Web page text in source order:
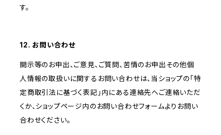
す。
12. お問い合わせ
開示等のお申出、ご意見、ご質問、苦情のお申出その他個
人情報の取扱いに関するお問い合わせは、当ショップの「特
定商取引法に基づく表記」内にある連絡先へご連絡いただ
くか、ショップページ内のお問い合わせフォームよりお問い
合わせください。